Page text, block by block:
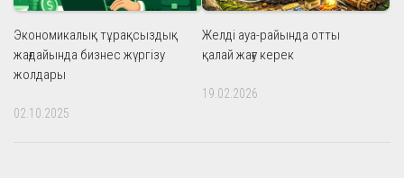
Экономикалық тұрақсыздық
жағдайында бизнес жүргізу
жолдары
02.10.2025
Желді ауа-райында отты
қалай жағу керек
19.02.2026